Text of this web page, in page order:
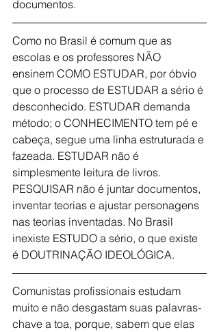
documentos.
Como no Brasil é comum que as
escolas e os professores NÃO
ensinem COMO ESTUDAR, por óbvio
que o processo de ESTUDAR a sério é
desconhecido. ESTUDAR demanda
método; o CONHECIMENTO tem pé e
cabeça, segue uma linha estruturada e
fazeada. ESTUDAR não é
simplesmente leitura de livros.
PESQUISAR não é juntar documentos,
inventar teorias e ajustar personagens
nas teorias inventadas. No Brasil
inexiste ESTUDO a sério, o que existe
é DOUTRINAÇÃO IDEOLÓGICA.
Comunistas profissionais estudam
muito e não desgastam suas palavras-
chave a toa, porque, sabem que elas